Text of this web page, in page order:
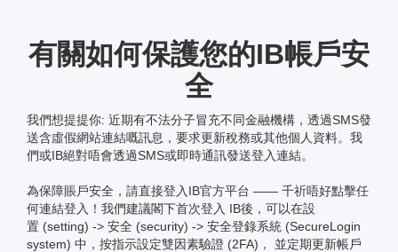
有關如何保護您的IB帳戶安
全
我們想提提你: 近期有不法分子冒充不同金融機構，透過SMS發
送含虛假網站連結嘅訊息，要求更新稅務或其他個人資料。我
們或IB絕對唔會透過SMS或即時通訊發送登入連結。
為保障賬戶安全，請直接登入IB官方平台 —— 千祈唔好點擊任
何連結登入！我們建議閣下首次登入 IB後，可以在設
置 (setting) -> 安全 (security) -> 安全登錄系統 (SecureLogin
system) 中，按指示設定雙因素驗證 (2FA)， 並定期更新帳戶